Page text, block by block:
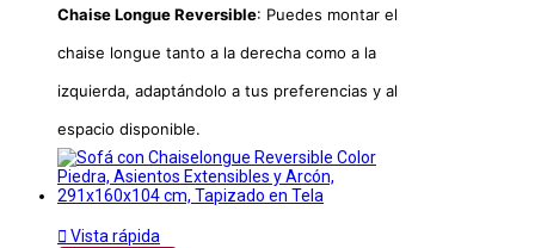
Chaise Longue Reversible: Puedes montar el
chaise longue tanto a la derecha como a la
izquierda, adaptándolo a tus preferencias y al
espacio disponible.
 Vista rápida